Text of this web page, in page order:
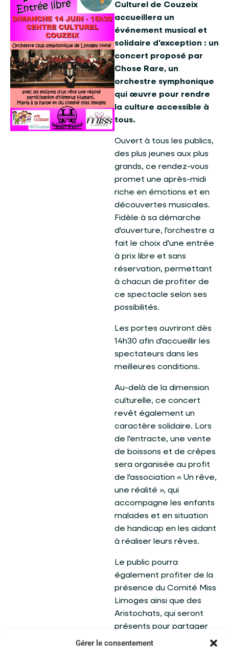
Gérer le consentement
Culturel de Couzeix
accueillera un
événement musical et
solidaire d'exception : un
concert proposé par
Chose Rare, un
orchestre symphonique
qui œuvre pour rendre
la culture accessible à
tous.
Ouvert à tous les publics,
des plus jeunes aux plus
grands, ce rendez-vous
promet une après-midi
riche en émotions et en
découvertes musicales.
Fidèle à sa démarche
d'ouverture, l'orchestre a
fait le choix d'une entrée
à prix libre et sans
réservation, permettant
à chacun de profiter de
ce spectacle selon ses
possibilités.
Les portes ouvriront dès
14h30 afin d'accueillir les
spectateurs dans les
meilleures conditions.
Au-delà de la dimension
culturelle, ce concert
revêt également un
caractère solidaire. Lors
de l'entracte, une vente
de boissons et de crêpes
sera organisée au profit
de l'association « Un rêve,
une réalité », qui
accompagne les enfants
malades et en situation
de handicap en les aidant
à réaliser leurs rêves.
Le public pourra
également profiter de la
présence du Comité Miss
Limoges ainsi que des
Aristochats, qui seront
présents pour partager
ce moment et offrir